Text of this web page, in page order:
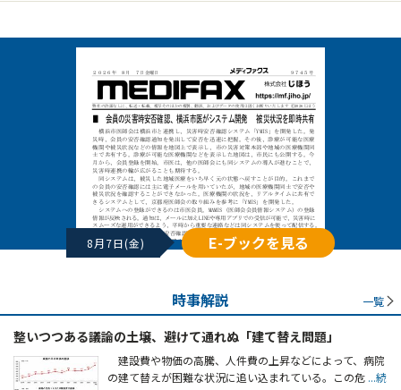
8月7日(金) E-ブックを見る
時事解説 一覧
整いつつある議論の土壌、避けて通れぬ「建て替え問題」
建設費や物価の高騰、人件費の上昇などによって、病院
の建て替えが困難な状況に追い込まれている。この危 ...続